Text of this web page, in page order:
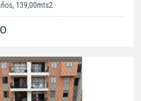
139,00mts2